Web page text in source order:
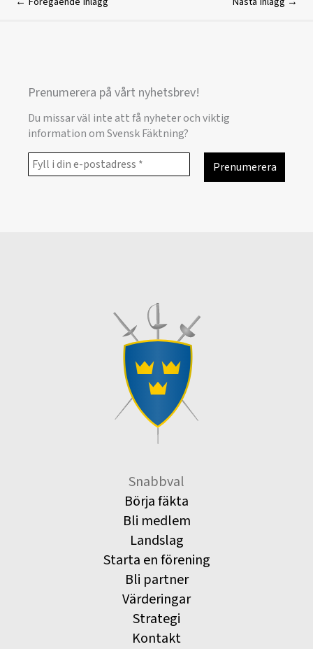
Prenumerera på vårt nyhetsbrev!
Du missar väl inte att få nyheter och viktig
information om Svensk Fäktning?
Snabbval
Börja fäkta
Bli medlem
Landslag
Starta en förening
Bli partner
Värderingar
Strategi
Kontakt